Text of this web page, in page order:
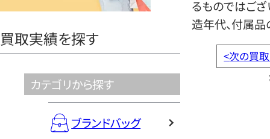
買取実績を探す
カテゴリから探す
ブランドバッグ
るものではござ
造年代、付属品
<次の買